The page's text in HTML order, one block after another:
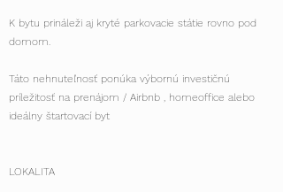
K bytu prináleži aj kryté parkovacie státie rovno pod
domom.
Táto nehnuteľnosť ponúka výbornú investičnú
príležitosť na prenájom / Airbnb , homeoffice alebo
ideálny štartovací byt
LOKALITA